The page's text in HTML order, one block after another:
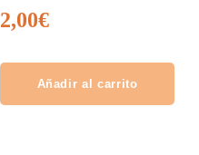
2,00€
Añadir al carrito